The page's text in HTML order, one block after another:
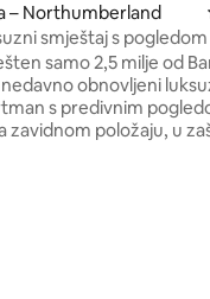
5, recenzija: 503
– Northumberland
smještaj s
u blizini
samo 2,5 milje od
obnovljeni
s predivnim
zavidnom položaju, u